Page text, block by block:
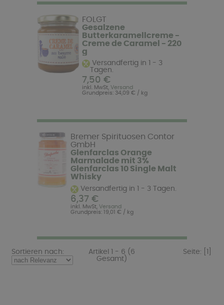
FOLGT
Gesalzene
Butterkaramellcreme -
Creme de Caramel - 220
g
Versandfertig in 1 - 3
Tagen.
7,50 €
inkl. MwSt,Versand
Grundpreis: 34,09 € / kg
Bremer Spirituosen Contor
GmbH
Glenfarclas Orange
Marmalade mit 3%
Glenfarclas 10 Single Malt
Whisky
Versandfertig in 1 - 3 Tagen.
6,37 €
inkl. MwSt,Versand
Grundpreis: 19,01 € / kg
Sortieren nach:
Artikel 1 - 6 (6
Gesamt)
Seite: